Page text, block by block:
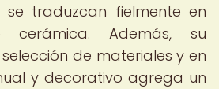
se traduzcan fielmente en
Además, su
de materiales y en
y decorativo agrega un